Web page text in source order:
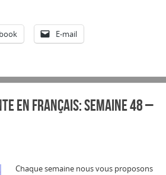
E-mail
en Français: Semaine 48 –
Chaque semaine nous vous proposons